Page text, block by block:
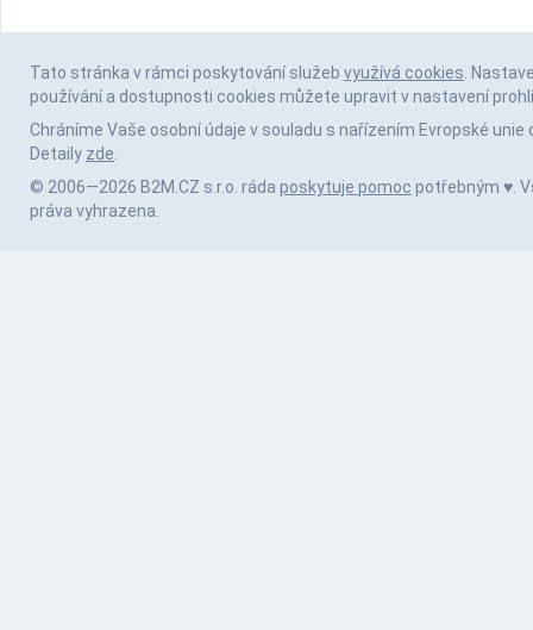
Tato stránka v rámci poskytování služeb využívá cookies.
používání a dostupnosti cookies můžete upravit v nastavení
Chráníme Vaše osobní údaje v souladu s nařízením Evropské unie
Detaily zde.
© 2006—2026 B2M.CZ s.r.o. ráda poskytuje pomoc potřebným ♥️.
práva vyhrazena.